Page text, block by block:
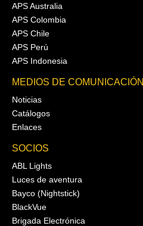
APS Australia
APS Colombia
APS Chile
APS Perú
APS Indonesia
MEDIOS DE COMUNICACIÓN
Noticias
Catálogos
Enlaces
SOCIOS
ABL Lights
Luces de aventura
Bayco (Nightstick)
BlackVue
Brigada Electrónica